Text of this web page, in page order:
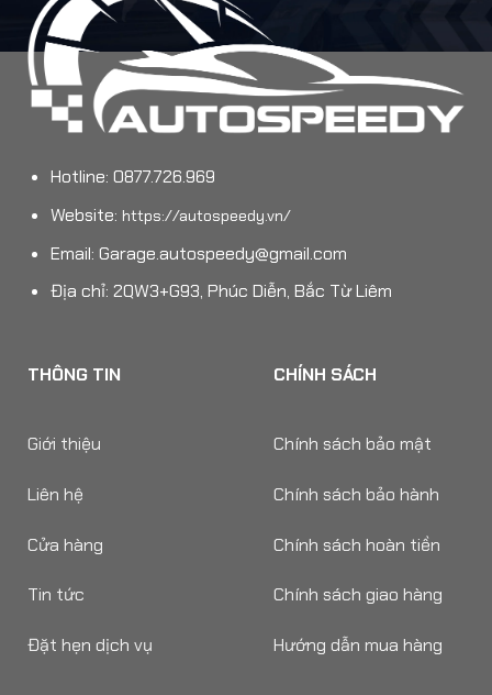
Hotline: 0877.726.969
Website: https://autospeedy.vn/
Email: Garage.autospeedy@gmail.com
Địa chỉ: 2QW3+G93, Phúc Diễn, Bắc Từ Liêm
THÔNG TIN
Giới thiệu
Liên hệ
Cửa hàng
Tin tức
Đặt hẹn dịch vụ
CHÍNH SÁCH
Chính sách bảo mật
Chính sách bảo hành
Chính sách hoàn tiền
Chính sách giao hàng
Hướng dẫn mua hàng